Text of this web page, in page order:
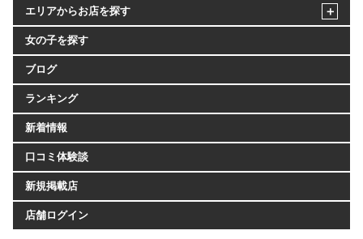
エリアからお店を探す
女の子を探す
ブログ
ランキング
新着情報
口コミ体験談
新規掲載店
店舗ログイン